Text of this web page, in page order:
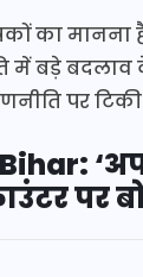
का मानना
में बड़े
पर टिकी
पर